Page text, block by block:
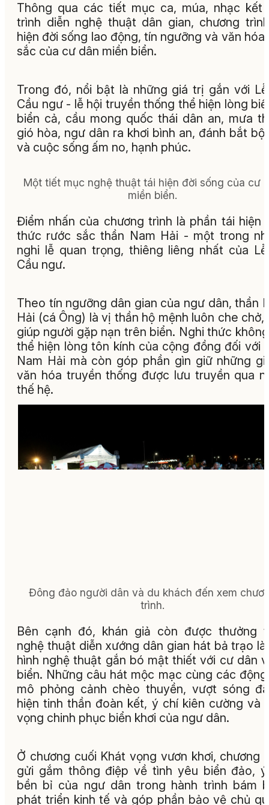
Thông qua các tiết mục ca, múa, nhạc kết
trình diễn nghệ thuật dân gian, chương
hiện đời sống lao động, tín ngưỡng và văn hóa
sắc của cư dân miền biển.
Trong đó, nổi bật là những giá trị gắn với
Cầu ngư - lễ hội truyền thống thể hiện lòng
biển cả, cầu mong quốc thái dân an, mưa
gió hòa, ngư dân ra khơi bình an, đánh bắt
và cuộc sống ấm no, hạnh phúc.
Một tiết mục nghệ thuật tái hiện đời sống của cư
miền biển.
Điểm nhấn của chương trình là phần tái hiện
thức rước sắc thần Nam Hải - một trong
nghi lễ quan trọng, thiêng liêng nhất của
Cầu ngư.
Theo tín ngưỡng dân gian của ngư dân, thần
Hải (cá Ông) là vị thần hộ mệnh luôn che chở,
giúp người gặp nạn trên biển. Nghi thức
thể hiện lòng tôn kính của cộng đồng đối với
Nam Hải mà còn góp phần gìn giữ những
văn hóa truyền thống được lưu truyền qua
thế hệ.
Đông đảo người dân và du khách đến xem
trình.
Bên cạnh đó, khán giả còn được thưởng
nghệ thuật diễn xướng dân gian hát bả trạo là
hình nghệ thuật gắn bó mật thiết với cư dân
biển. Những câu hát mộc mạc cùng các
mô phỏng cảnh chèo thuyền, vượt sóng
hiện tinh thần đoàn kết, ý chí kiên cường và
vọng chinh phục biển khơi của ngư dân.
Ở chương cuối Khát vọng vươn khơi, chương
gửi gắm thông điệp về tình yêu biển đảo,
bền bỉ của ngư dân trong hành trình bám
phát triển kinh tế và góp phần bảo vệ chủ